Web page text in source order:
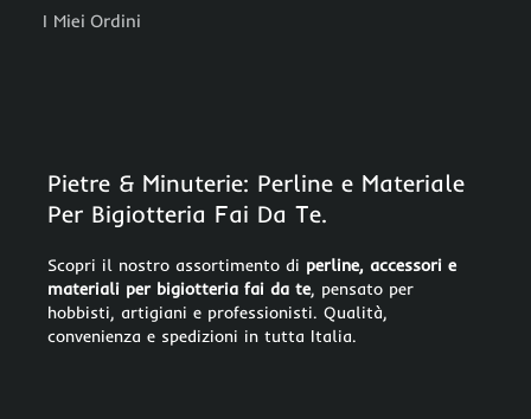
I Miei Ordini
Pietre & Minuterie: Perline e Materiale
Per Bigiotteria Fai Da Te.
Scopri il nostro assortimento di perline, accessori e
materiali per bigiotteria fai da te, pensato per
hobbisti, artigiani e professionisti. Qualità,
convenienza e spedizioni in tutta Italia.